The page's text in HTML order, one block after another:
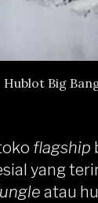
Hublot Big
flagship
yang
atau